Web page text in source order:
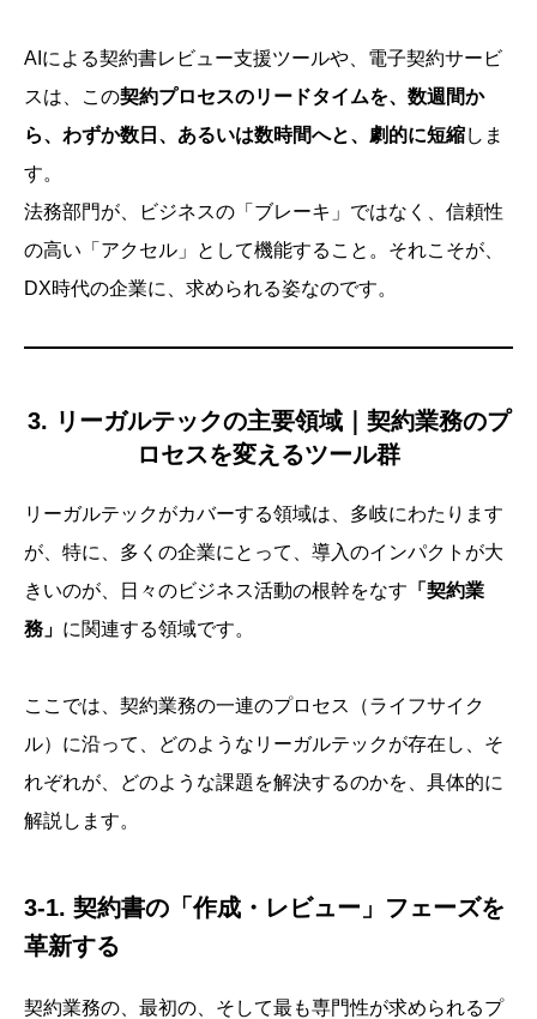
AIによる契約書レビュー支援ツールや、電子契約サービ
スは、この契約プロセスのリードタイムを、数週間か
ら、わずか数日、あるいは数時間へと、劇的に短縮しま
す。
法務部門が、ビジネスの「ブレーキ」ではなく、信頼性
の高い「アクセル」として機能すること。それこそが、
DX時代の企業に、求められる姿なのです。
3. リーガルテックの主要領域｜契約業務のプ
ロセスを変えるツール群
リーガルテックがカバーする領域は、多岐にわたります
が、特に、多くの企業にとって、導入のインパクトが大
きいのが、日々のビジネス活動の根幹をなす 「契約業
務」 に関連する領域です。
ここでは、契約業務の一連のプロセス（ライフサイク
ル）に沿って、どのようなリーガルテックが存在し、そ
れぞれが、どのような課題を解決するのかを、具体的に
解説します。
3-1. 契約書の「作成・レビュー」フェーズを
革新する
契約業務の、最初の、そして最も専門性が求められるプ